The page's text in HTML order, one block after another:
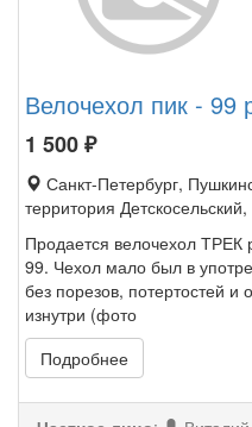
Велочехол пик - 99
1 500₽
Санкт-Петербург,
территория
Продается велочехол ТРЕК
99. Чехол мало был в
без порезов, потертостей и
изнутри (фото
Подробнее